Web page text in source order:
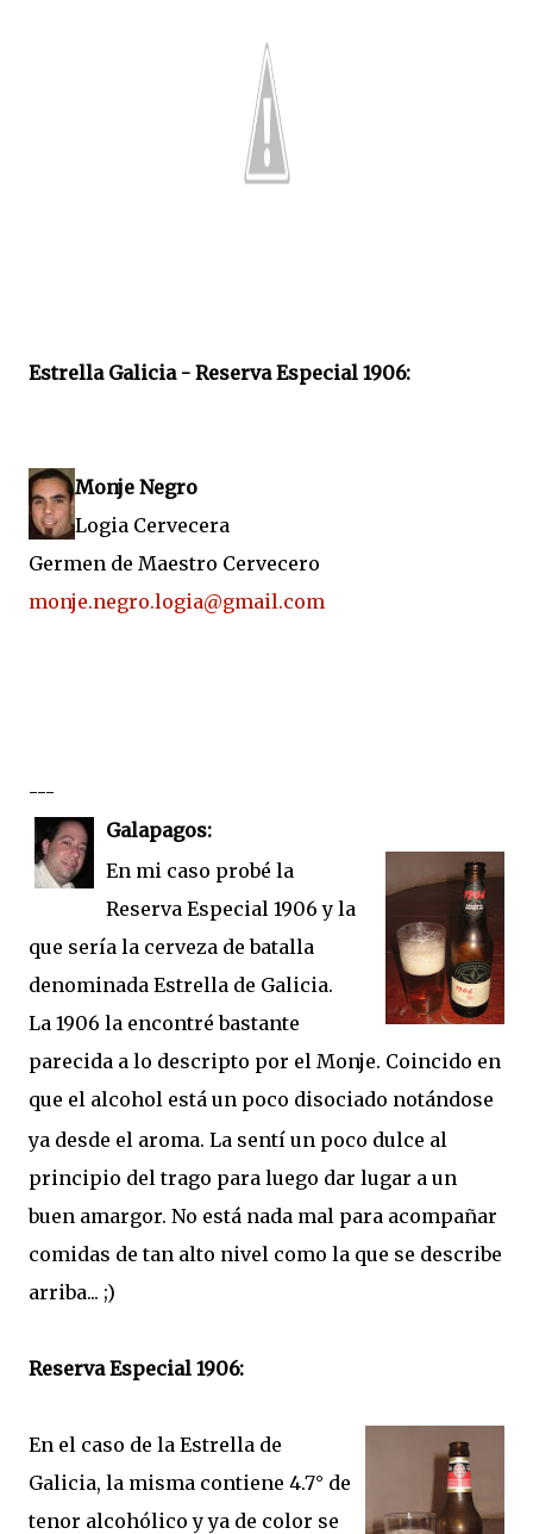
Estrella Galicia - Reserva Especial 1906:
Monje Negro
Logia Cervecera
Germen de Maestro Cervecero
monje.negro.logia@gmail.com
---
Galapagos:
En mi caso probé la
Reserva Especial 1906 y la
que sería la cerveza de batalla
denominada Estrella de Galicia.
La 1906 la encontré bastante
parecida a lo descripto por el Monje. Coincido en
que el alcohol está un poco disociado notándose
ya desde el aroma. La sentí un poco dulce al
principio del trago para luego dar lugar a un
buen amargor. No está nada mal para acompañar
comidas de tan alto nivel como la que se describe
arriba... ;)
Reserva Especial 1906:
En el caso de la Estrella de
Galicia, la misma contiene 4.7° de
tenor alcohólico y ya de color se